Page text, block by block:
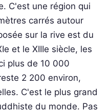
C'est une région qui
carrés autour
sur la rive est du
et le XIIIe siècle, les
plus de 10 000
2 200 environ,
C'est le plus grand
du monde. Pas